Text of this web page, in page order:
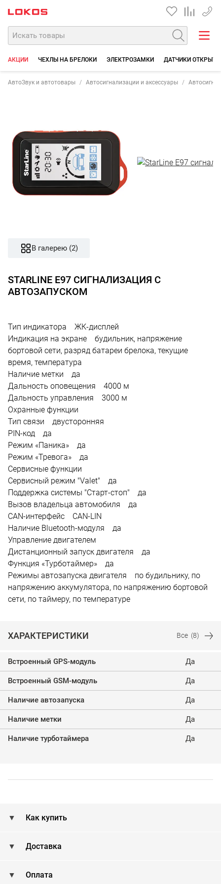
+7
АКЦИИ ЧЕХЛЫ НА БРЕЛОКИ ЭЛЕКТРОЗАМКИ ДАТЧИКИ
АвтоЗвук и автотовары Автосигнализации и аксессуары
В галерею (2)
STARLINE E97 СИГНАЛИЗАЦИЯ С
АВТОЗАПУСКОМ
Тип индикатора ЖК-дисплей
Индикация на экране будильник, напряжение
бортовой сети, разряд батареи брелока, текущие
время, температура
Наличие метки да
Дальность оповещения 4000 м
Дальность управления 3000 м
Охранные функции
Тип связи двусторонняя
PIN-код да
Режим «Паника» да
Режим «Тревога» да
Сервисные функции
Сервисный режим "Valet" да
Поддержка системы "Старт-стоп" да
Вызов владельца автомобиля да
CAN-интерфейс CAN-LIN
Наличие Bluetooth-модуля да
Управление двигателем
Дистанционный запуск двигателя да
Функция «Турботаймер» да
Режимы автозапуска двигателя по будильнику, по
напряжению аккумулятора, по напряжению бортовой
сети, по таймеру, по температуре
ХАРАКТЕРИСТИКИ Все (8)
Встроенный GPS-модуль Да
Встроенный GSM-модуль Да
Наличие автозапуска Да
Наличие метки Да
Наличие турботаймера Да
Как купить
Доставка
Оплата